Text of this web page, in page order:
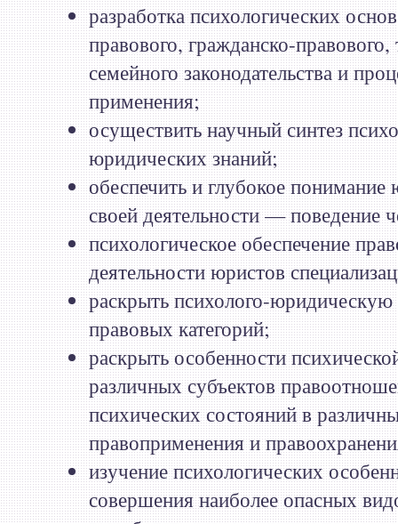
разработка психологических
правового, гражданско-правового,
семейного законодательства и
применения;
осуществить научный синтез
юридических знаний;
обеспечить и глубокое понимание
своей деятельности — поведение
психологическое обеспечение
деятельности юристов
раскрыть психолого-
правовых категорий;
раскрыть особенности
различных субъектов
психических состояний в
правоприменения и
изучение психологических
совершения наиболее опасных